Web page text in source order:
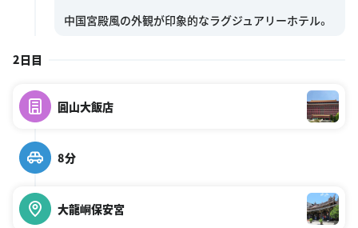
2日目
圓山大飯店
8分
大龍峒保安宮